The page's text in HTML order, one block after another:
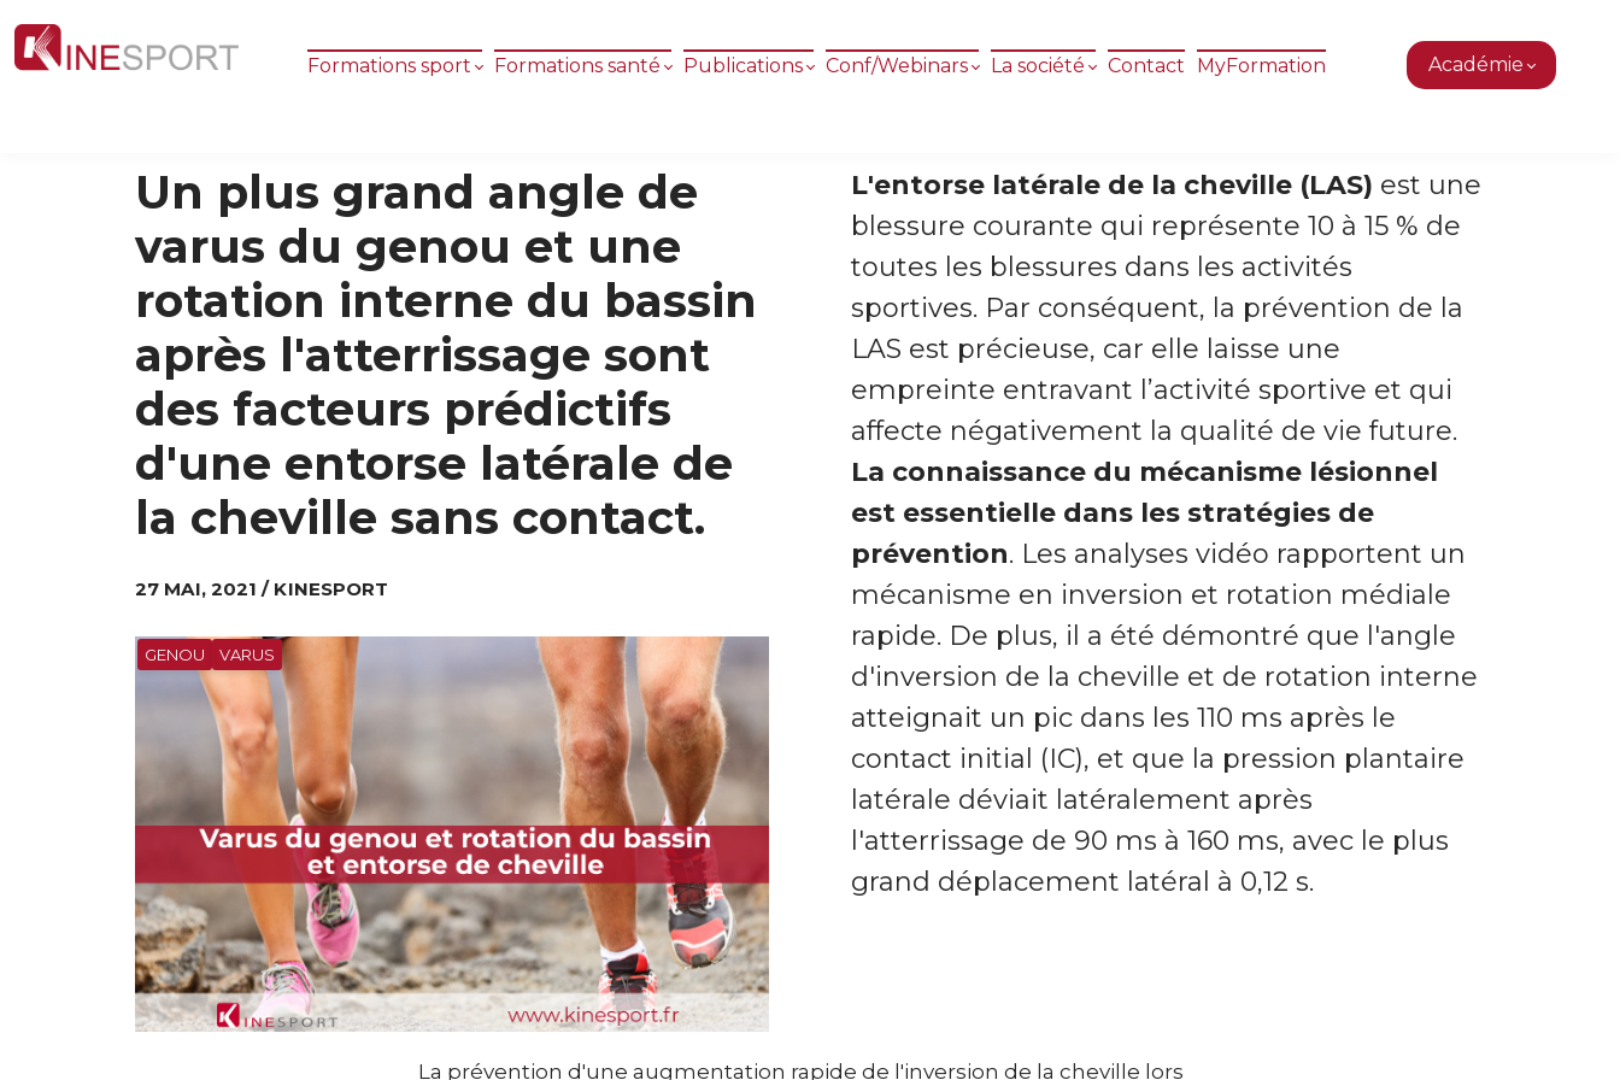
Formations sport Formations santé Publications Conf/Webinars La société Contact MyFormation Académie
Un plus grand angle de
varus du genou et une
rotation interne du bassin
après l'atterrissage sont
des facteurs prédictifs
d'une entorse latérale de
la cheville sans contact.
27 MAI, 2021 / KINESPORT
GENOU VARUS
L'entorse latérale de la cheville (LAS) est une
blessure courante qui représente 10 à 15 % de
toutes les blessures dans les activités
sportives. Par conséquent, la prévention de la
LAS est précieuse, car elle laisse une
empreinte entravant l’activité sportive et qui
affecte négativement la qualité de vie future.
La connaissance du mécanisme lésionnel
est essentielle dans les stratégies de
prévention. Les analyses vidéo rapportent un
mécanisme en inversion et rotation médiale
rapide. De plus, il a été démontré que l'angle
d'inversion de la cheville et de rotation interne
atteignait un pic dans les 110 ms après le
contact initial (IC), et que la pression plantaire
latérale déviait latéralement après
l'atterrissage de 90 ms à 160 ms, avec le plus
grand déplacement latéral à 0,12 s.
La prévention d'une augmentation rapide de l'inversion de la cheville lors